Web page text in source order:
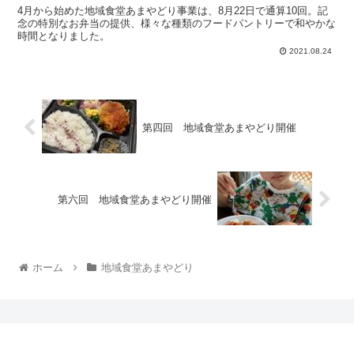
4月から始めた地域食堂あまやどり事業は、8月22日で通算10回。記
念の特別なお弁当の提供、様々な種類のフードパントリーで和やかな
時間となりました。
2021.08.24
第四回 地域食堂あまやどり開催
第六回 地域食堂あまやどり開催
ホーム 地域食堂あまやどり